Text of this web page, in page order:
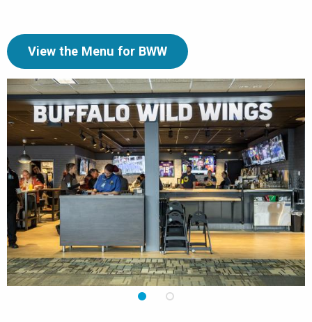
View the Menu for BWW
1 2